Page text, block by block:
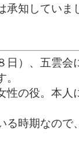
承知していま
日）、五雲会
性の役。本人
る時期なので